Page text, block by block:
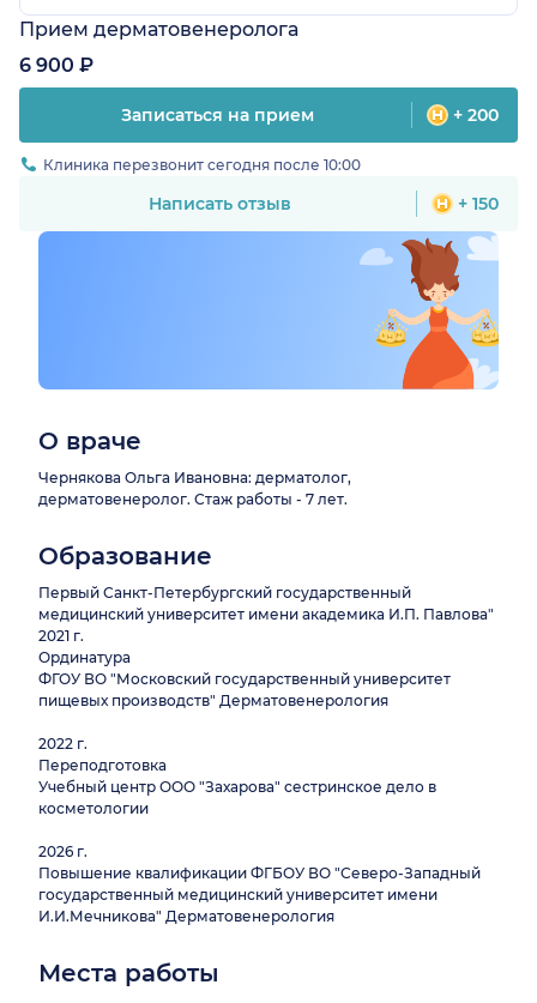
Прием дерматовенеролога
6 900 ₽
Записаться на прием + 200
Клиника перезвонит сегодня после 10:00
Написать отзыв + 150
О враче
Чернякова Ольга Ивановна: дерматолог,
дерматовенеролог. Стаж работы - 7 лет.
Образование
Первый Санкт-Петербургский государственный
медицинский университет имени академика И.П. Павлова"
2021 г.
Ординатура
ФГОУ ВО "Московский государственный университет
пищевых производств" Дерматовенерология
2022 г.
Переподготовка
Учебный центр ООО "Захарова" сестринское дело в
косметологии
2026 г.
Повышение квалификации ФГБОУ ВО "Северо-Западный
государственный медицинский университет имени
И.И.Мечникова" Дерматовенерология
Места работы